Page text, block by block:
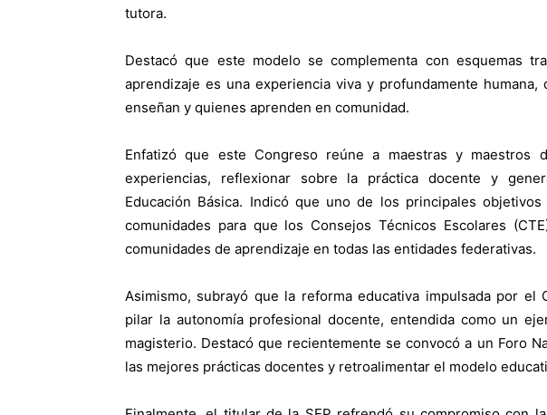
tutora.
Destacó que este modelo se complementa con esquemas
aprendizaje es una experiencia viva y profundamente
enseñan y quienes aprenden en comunidad.
Enfatizó que este Congreso reúne a maestras y maestros
experiencias, reflexionar sobre la práctica docente y
Educación Básica. Indicó que uno de los principales
comunidades para que los Consejos Técnicos Escolares
comunidades de aprendizaje en todas las entidades federativas.
Asimismo, subrayó que la reforma educativa impulsada por el
pilar la autonomía profesional docente, entendida como un
magisterio. Destacó que recientemente se convocó a un Foro
las mejores prácticas docentes y retroalimentar el modelo